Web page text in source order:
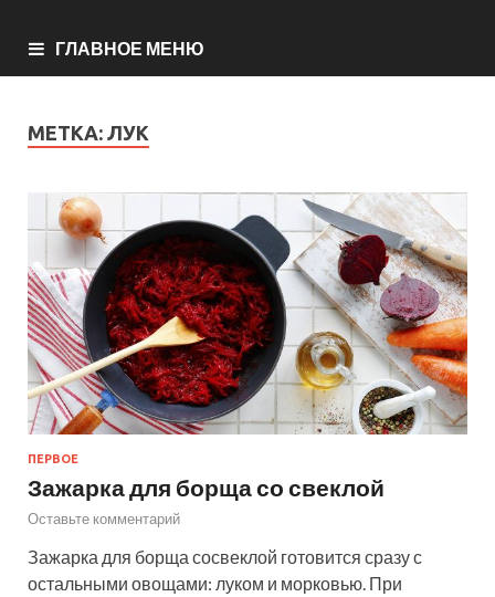
ГЛАВНОЕ МЕНЮ
МЕТКА: ЛУК
ПЕРВОЕ
Зажарка для борща со свеклой
Оставьте комментарий
Зажарка для борща сосвеклой готовится сразу с
остальными овощами: луком и морковью. При